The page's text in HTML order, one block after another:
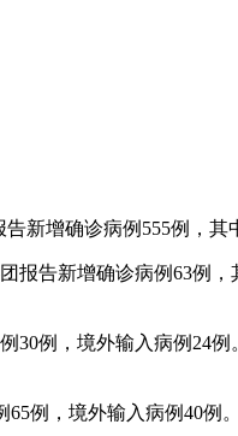
新增确诊病例555例，其
告新增确诊病例63例
30例，境外输入病例24
例，境外输入病例40